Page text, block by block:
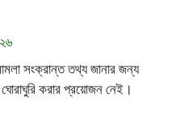
সংক্রান্ত তথ্য জানার জন্য
করার প্রয়োজন নেই।